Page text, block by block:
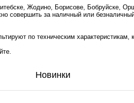
Жодино, Борисове, Бобруйске,
совершить за наличный или
по техническим характеристикам,
Новинки